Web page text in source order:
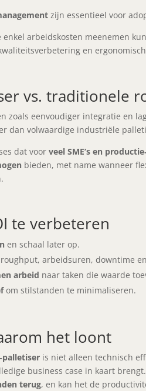
zijn essentieel voor
arbeidskosten meenemen
en
vs. traditionele
zoals eenvoudiger integratie en
dan volwaardige industriële
dat voorveel SME’s en
bieden, met name wanneer
te verbeteren
en schaal later op.
arbeidsuren, downtime
arbeid naar taken die waarde
om stilstanden te minimaliseren.
het loont
is niet alleen technisch
business case in kaart
terug, en kan het de